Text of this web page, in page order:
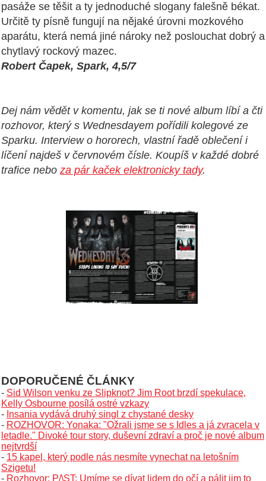
pasáže se těšit a ty jednoduché slogany falešně békat.
Určitě ty písně fungují na nějaké úrovni mozkového
aparátu, která nemá jiné nároky než poslouchat dobrý a
chytlavý rockový mazec.
Robert Čapek, Spark, 4,5/7
Dej nám vědět v komentu, jak se ti nové album líbí a čti
rozhovor, který s Wednesdayem pořídili kolegové ze
Sparku. Interview o hororech, vlastní řadě oblečení i
líčení najdeš v červnovém čísle. Koupíš v každé dobré
trafice nebo za pár kaček elektronicky tady.
DOPORUČENÉ ČLÁNKY
- Sid Wilson venku ze Slipknot? Jim Root brzdí spekulace,
Kelly Osbourne posílá ostré vzkazy
- Insania vydává druhý singl z chystané desky
- ROZHOVOR: Yonaka: "Ožrali jsme se s Idles a já zvracela v
letadle." Divoké tour story, duševní zdraví a proč je nové album
nejtvrdší
- 15 kapel, který podle nás nesmíte vynechat na letošním
Szigetu!
- Rozhovor: P/\ST: Umíme se dívat lidem do očí a pálit jim to